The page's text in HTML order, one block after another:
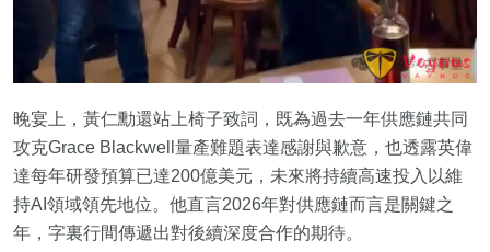
晚宴上，黃仁勳還站上椅子致詞，既為過去一年供應鏈共同
攻克Grace Blackwell量產難題表達感謝與歉意，也透露英偉
達每年研發預算已達200億美元，未來將持續高速投入以維
持AI領域領先地位。他直言2026年對供應鏈而言是關鍵之
年，字裏行間傳遞出對後續深度合作的期待。